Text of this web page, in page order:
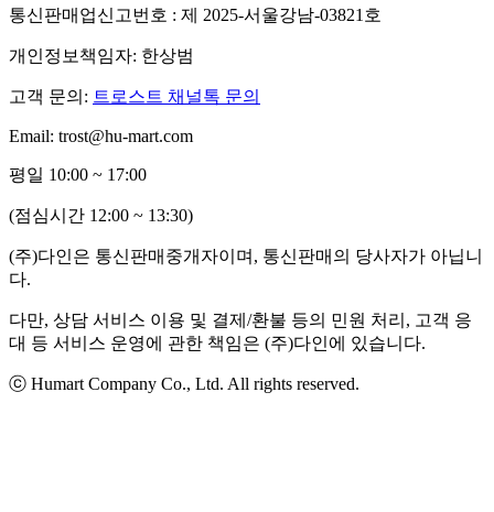
통신판매업신고번호 : 제 2025-서울강남-03821호
개인정보책임자: 한상범
고객 문의: 트로스트 채널톡 문의
Email: trost@hu-mart.com
평일 10:00 ~ 17:00
(점심시간 12:00 ~ 13:30)
(주)다인은 통신판매중개자이며, 통신판매의 당사자가 아닙니
다.
다만, 상담 서비스 이용 및 결제/환불 등의 민원 처리, 고객 응
대 등 서비스 운영에 관한 책임은 (주)다인에 있습니다.
ⓒ Humart Company Co., Ltd. All rights reserved.